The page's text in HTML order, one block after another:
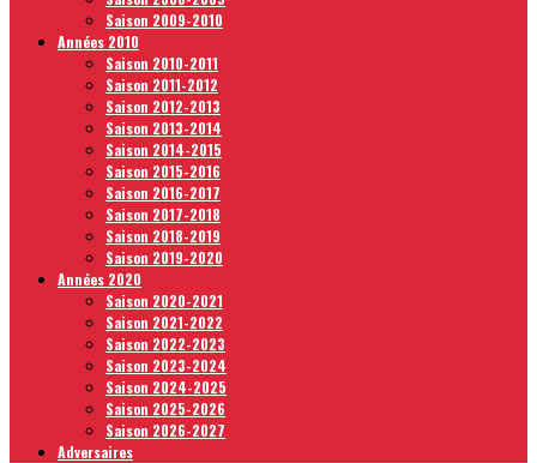
Saison 2009-2010
Années 2010
Saison 2010-2011
Saison 2011-2012
Saison 2012-2013
Saison 2013-2014
Saison 2014-2015
Saison 2015-2016
Saison 2016-2017
Saison 2017-2018
Saison 2018-2019
Saison 2019-2020
Années 2020
Saison 2020-2021
Saison 2021-2022
Saison 2022-2023
Saison 2023-2024
Saison 2024-2025
Saison 2025-2026
Saison 2026-2027
Adversaires